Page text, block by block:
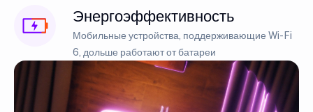
Энергоэффективность
Мобильные устройства, поддерживающие Wi-Fi
6, дольше работают от батареи